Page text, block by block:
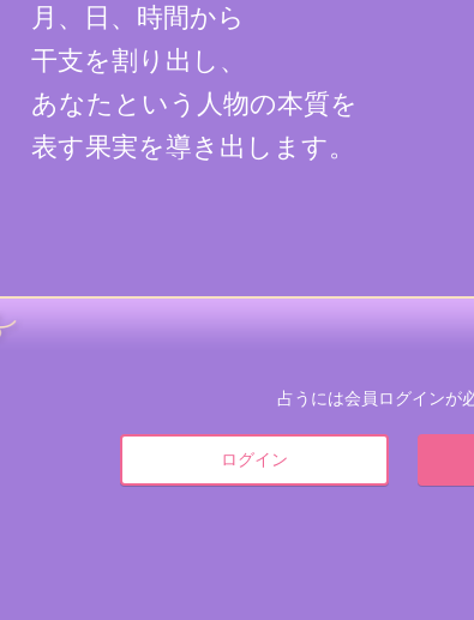
月、日、時間から
干支を割り出し、
あなたという人物の本質を
表す果実を導き出します。
占うには会員ログインが
ログイン